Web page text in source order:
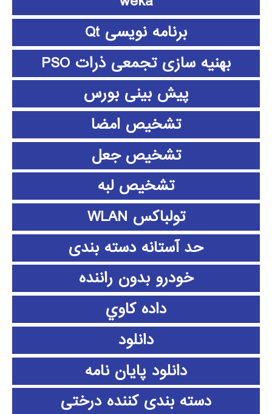
برنامه نویسی Qt
بهنیه سازی تجمعی ذرات PSO
پیش بینی بورس
تشخیص امضا
تشخیص جعل
تشخیص لبه
تولباکس WLAN
حد آستانه دسته بندی
خودرو بدون راننده
داده كاوي
دانلود
دانلود پايان نامه
دسته بندی کننده درختی